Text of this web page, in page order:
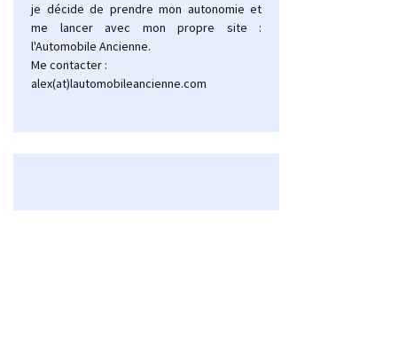
je décide de prendre mon autonomie et
me lancer avec mon propre site :
l'Automobile Ancienne.
Me contacter :
alex(at)lautomobileancienne.com